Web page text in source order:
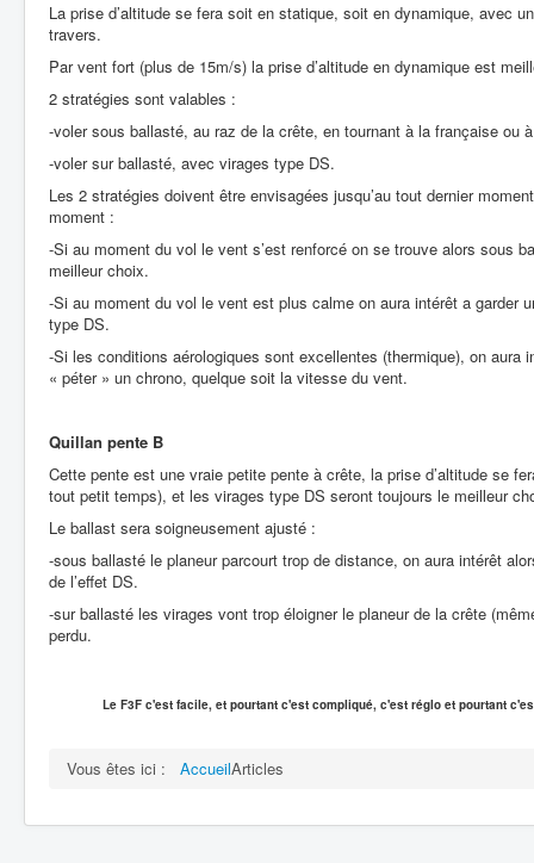
La prise d’altitude se fera soit en statique, soit en dynamique, avec
travers.
Par vent fort (plus de 15m/s) la prise d’altitude en dynamique est
2 stratégies sont valables :
-voler sous ballasté, au raz de la crête, en tournant à la française ou à
-voler sur ballasté, avec virages type DS.
Les 2 stratégies doivent être envisagées jusqu’au tout dernier
moment :
-Si au moment du vol le vent s’est renforcé on se trouve alors sous
meilleur choix.
-Si au moment du vol le vent est plus calme on aura intérêt a garder
type DS.
-Si les conditions aérologiques sont excellentes (thermique), on
« péter » un chrono, quelque soit la vitesse du vent.
Quillan pente B
Cette pente est une vraie petite pente à crête, la prise d’altitude se
tout petit temps), et les virages type DS seront toujours le meilleur
Le ballast sera soigneusement ajusté :
-sous ballasté le planeur parcourt trop de distance, on aura intérêt
de l’effet DS.
-sur ballasté les virages vont trop éloigner le planeur de la crête
perdu.
Le F3F c'est facile, et pourtant c'est compliqué, c'est réglo et pourtant
Vous êtes ici : AccueilArticles